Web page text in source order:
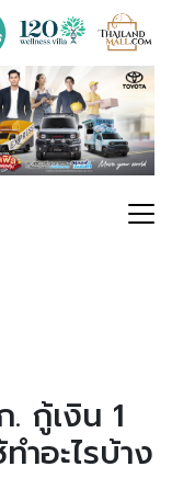
. กู้เงิน 1
ำอะไรบ้าง